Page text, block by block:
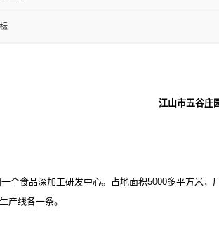
江山市五谷庄
个食品深加工研发中心。占地面积5000多平方米，
产线各一条。